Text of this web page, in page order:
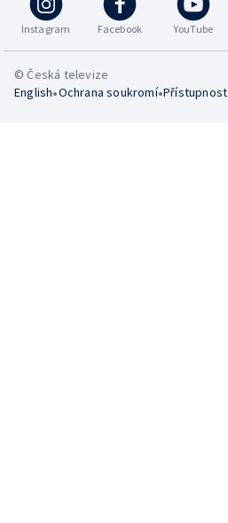
Instagram Facebook YouTube
© Česká televize
English•Ochrana soukromí•Přístupnost